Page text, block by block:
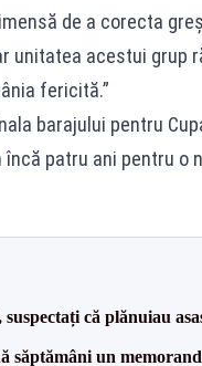
de a corecta
unitatea acestui grup
fericită.”
barajului pentru
patru ani pentru o
că plănuiau
săptămâni un